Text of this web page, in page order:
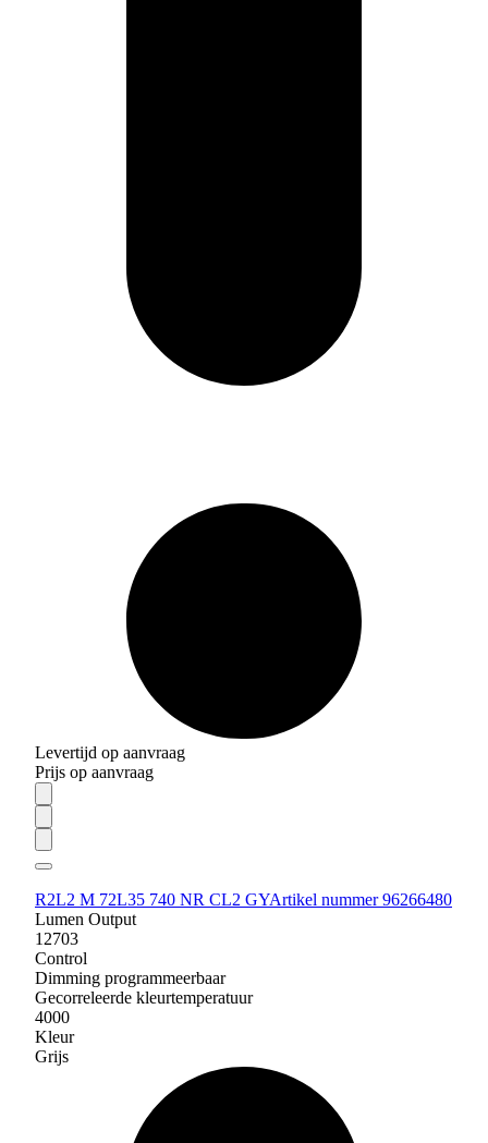
Levertijd op aanvraag
Prijs op aanvraag
R2L2 M 72L35 740 NR CL2 GYArtikel nummer 96266480
Lumen Output
12703
Control
Dimming programmeerbaar
Gecorreleerde kleurtemperatuur
4000
Kleur
Grijs